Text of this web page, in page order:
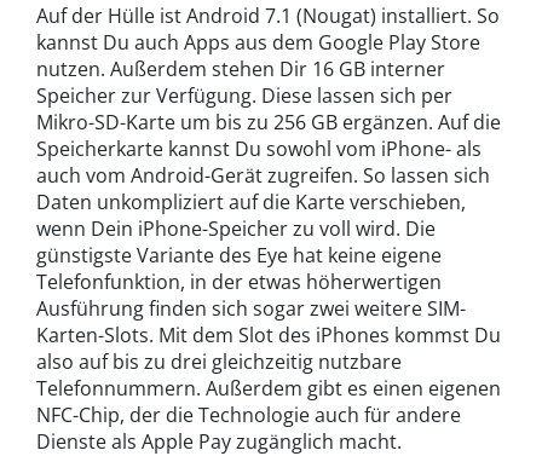
Auf der Hülle ist Android 7.1 (Nougat) installiert. So
kannst Du auch Apps aus dem Google Play Store
nutzen. Außerdem stehen Dir 16 GB interner
Speicher zur Verfügung. Diese lassen sich per
Mikro-SD-Karte um bis zu 256 GB ergänzen. Auf die
Speicherkarte kannst Du sowohl vom iPhone- als
auch vom Android-Gerät zugreifen. So lassen sich
Daten unkompliziert auf die Karte verschieben,
wenn Dein iPhone-Speicher zu voll wird. Die
günstigste Variante des Eye hat keine eigene
Telefonfunktion, in der etwas höherwertigen
Ausführung finden sich sogar zwei weitere SIM-
Karten-Slots. Mit dem Slot des iPhones kommst Du
also auf bis zu drei gleichzeitig nutzbare
Telefonnummern. Außerdem gibt es einen eigenen
NFC-Chip, der die Technologie auch für andere
Dienste als Apple Pay zugänglich macht.